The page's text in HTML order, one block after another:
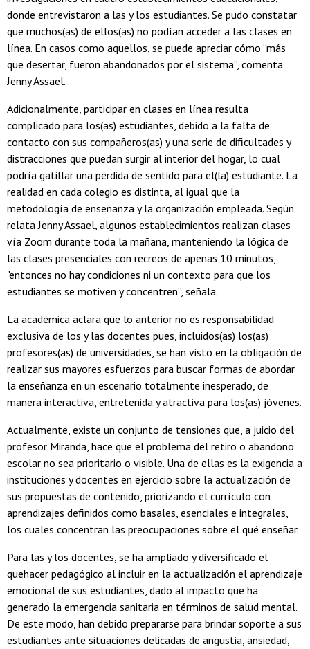
donde entrevistaron a las y los estudiantes. Se pudo constatar
que muchos(as) de ellos(as) no podían acceder a las clases en
línea. En casos como aquellos, se puede apreciar cómo “más
que desertar, fueron abandonados por el sistema”, comenta
Jenny Assael.
Adicionalmente, participar en clases en línea resulta
complicado para los(as) estudiantes, debido a la falta de
contacto con sus compañeros(as) y una serie de dificultades y
distracciones que puedan surgir al interior del hogar, lo cual
podría gatillar una pérdida de sentido para el(la) estudiante. La
realidad en cada colegio es distinta, al igual que la
metodología de enseñanza y la organización empleada. Según
relata Jenny Assael, algunos establecimientos realizan clases
vía Zoom durante toda la mañana, manteniendo la lógica de
las clases presenciales con recreos de apenas 10 minutos,
"entonces no hay condiciones ni un contexto para que los
estudiantes se motiven y concentren”, señala.
La académica aclara que lo anterior no es responsabilidad
exclusiva de los y las docentes pues, incluidos(as) los(as)
profesores(as) de universidades, se han visto en la obligación de
realizar sus mayores esfuerzos para buscar formas de abordar
la enseñanza en un escenario totalmente inesperado, de
manera interactiva, entretenida y atractiva para los(as) jóvenes.
Actualmente, existe un conjunto de tensiones que, a juicio del
profesor Miranda, hace que el problema del retiro o abandono
escolar no sea prioritario o visible. Una de ellas es la exigencia a
instituciones y docentes en ejercicio sobre la actualización de
sus propuestas de contenido, priorizando el currículo con
aprendizajes definidos como basales, esenciales e integrales,
los cuales concentran las preocupaciones sobre el qué enseñar.
Para las y los docentes, se ha ampliado y diversificado el
quehacer pedagógico al incluir en la actualización el aprendizaje
emocional de sus estudiantes, dado al impacto que ha
generado la emergencia sanitaria en términos de salud mental.
De este modo, han debido prepararse para brindar soporte a sus
estudiantes ante situaciones delicadas de angustia, ansiedad,